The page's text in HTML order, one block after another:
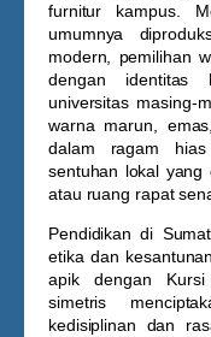
furnitur kampus.
umumnya
modern, pemilihan
dengan identitas
universitas masing-
warna marun,
dalam ragam hias
sentuhan lokal yang
atau ruang rapat
Pendidikan di
etika dan
apik dengan
simetris
kedisiplinan dan